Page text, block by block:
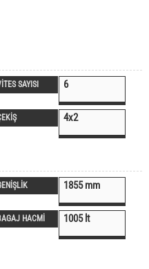
SAYISI 6
4x2
1855 mm
HACMİ 1005 lt